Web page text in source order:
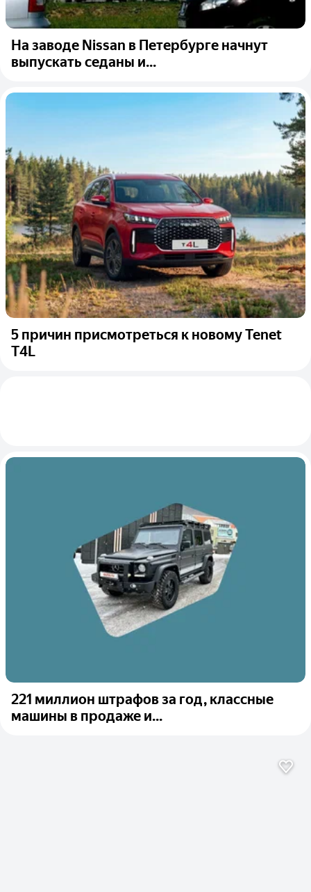
На заводе Nissan в Петербурге начнут
выпускать седаны и...
5 причин присмотреться к новому Tenet
T4L
221 миллион штрафов за год, классные
машины в продаже и...